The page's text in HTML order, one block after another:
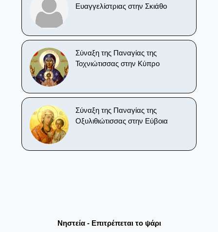
Ευαγγελίστριας στην Σκιάθο
Σύναξη της Παναγίας της
Τοχνιώτισσας στην Κύπρο
Σύναξη της Παναγίας της
Οξυλιθιώτισσας στην Εύβοια
Νηστεία - Επιτρέπεται το ψάρι